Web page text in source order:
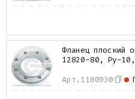
Арт. 1180930
Фланец плоский
12820-80, Ру-